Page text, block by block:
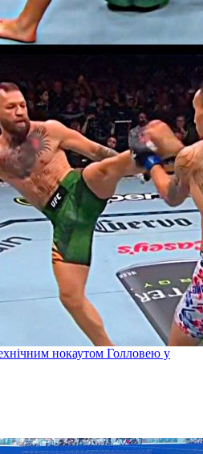
нокаутом Голловею у